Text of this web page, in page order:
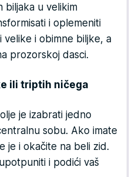
biljaka u velikim
i oplemeniti
velike i obimne biljke, a
prozorskoj dasci.
ili triptih ničega
je izabrati jedno
sobu. Ako imate
je i okačite na beli zid.
i podići vaš